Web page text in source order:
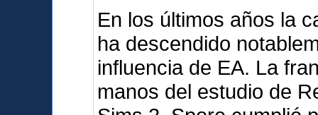
En los últimos años la
ha descendido
influencia de EA. La
manos del estudio de